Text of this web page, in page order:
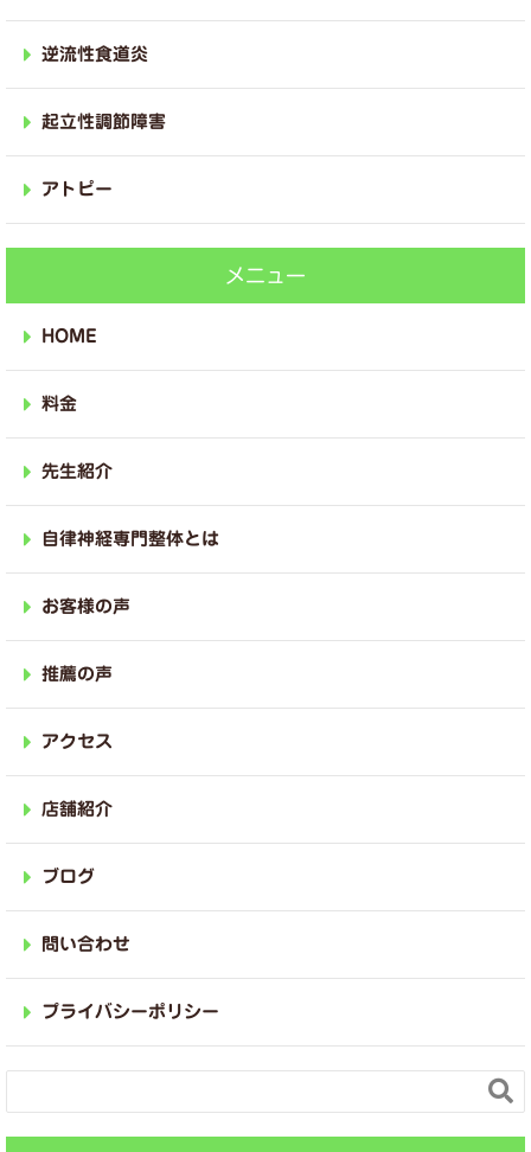
逆流性食道炎
起立性調節障害
アトピー
メニュー
HOME
料金
先生紹介
自律神経専門整体とは
お客様の声
推薦の声
アクセス
店舗紹介
ブログ
問い合わせ
プライバシーポリシー
